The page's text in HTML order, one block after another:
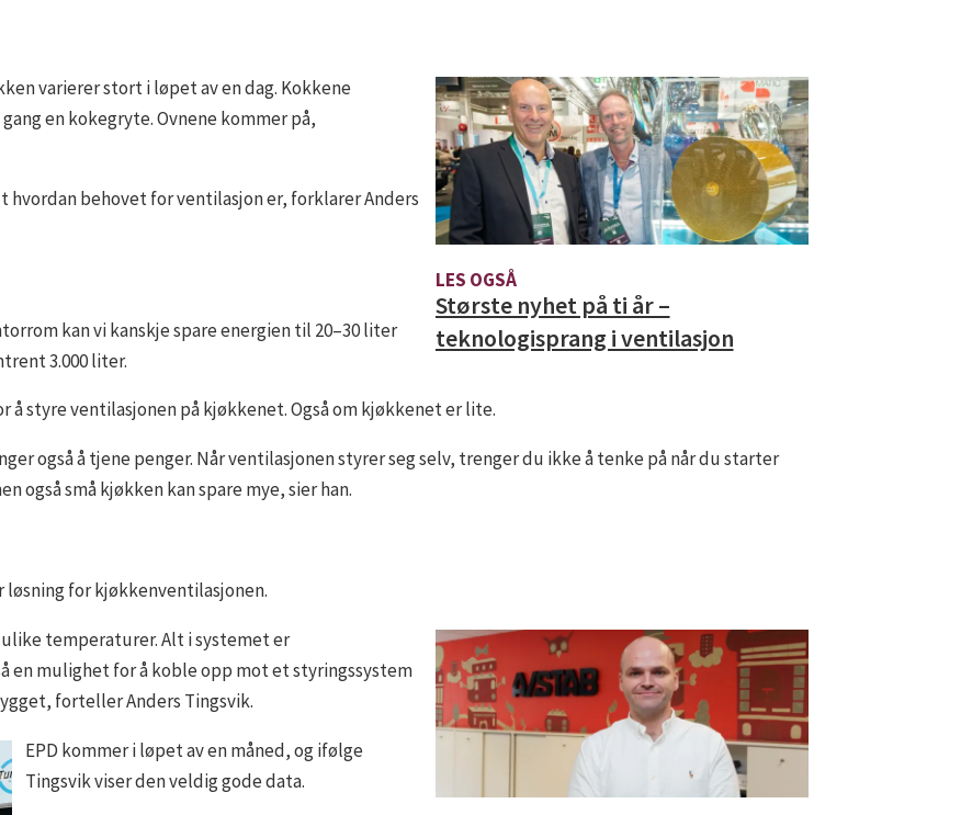
LES OGSÅ
Største nyhet på ti år –
teknologisprang i ventilasjon
varierer stort i løpet av en dag. Kokkene
en kokegryte. Ovnene kommer på,
hvordan behovet for ventilasjon er, forklarer Anders
kan vi kanskje spare energien til 20–30 liter
3.000 liter.
styre ventilasjonen på kjøkkenet. Også om kjøkkenet er lite.
også å tjene penger. Når ventilasjonen styrer seg selv, trenger du ikke å tenke på når du starter
også små kjøkken kan spare mye, sier han.
løsning for kjøkkenventilasjonen.
temperaturer. Alt i systemet er
en mulighet for å koble opp mot et styringssystem
forteller Anders Tingsvik.
EPD kommer i løpet av en måned, og ifølge
Tingsvik viser den veldig gode data.